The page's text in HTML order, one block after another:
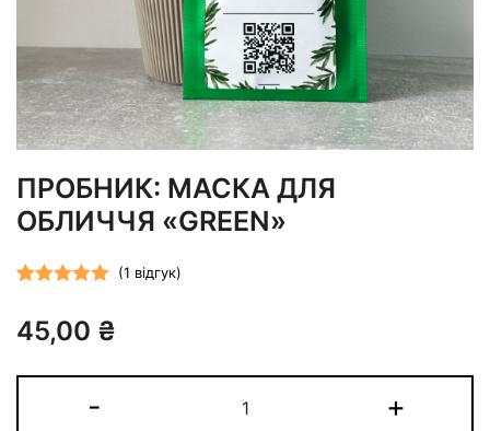
ПРОБНИК: МАСКА ДЛЯ
ОБЛИЧЧЯ «GREEN»
5.00з 5 на
опитування
(1 відгук)
45,00 ₴
-
маска
+